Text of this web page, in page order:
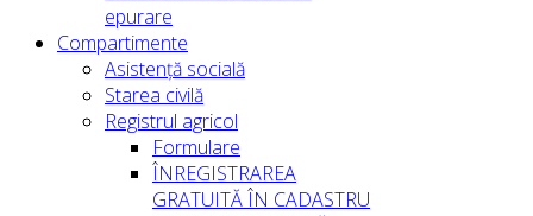
epurare
Compartimente
Asistență socială
Starea civilă
Registrul agricol
Formulare
ÎNREGISTRAREA
GRATUITĂ ÎN CADASTRU